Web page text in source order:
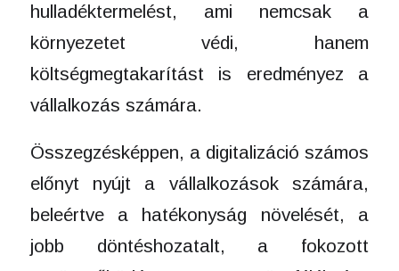
hulladéktermelést, ami nemcsak a
környezetet védi, hanem
költségmegtakarítást is eredményez a
vállalkozás számára.
Összegzésképpen, a digitalizáció számos
előnyt nyújt a vállalkozások számára,
beleértve a hatékonyság növelését, a
jobb döntéshozatalt, a fokozott